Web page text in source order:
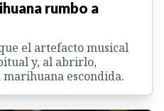
rumbo a
el artefacto musical
y, al abrirlo,
escondida.